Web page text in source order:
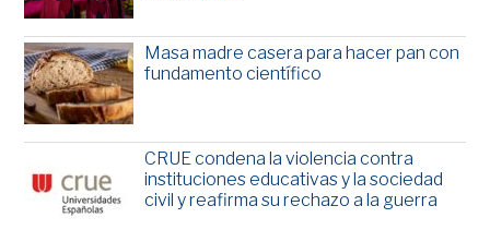
Masa madre casera para hacer pan con
fundamento científico
CRUE condena la violencia contra
instituciones educativas y la sociedad
civil y reafirma su rechazo a la guerra